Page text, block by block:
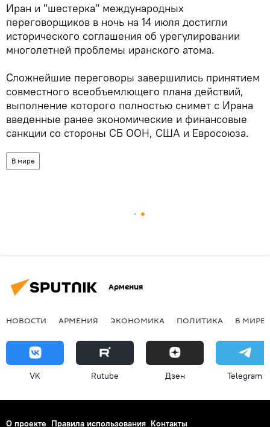
Иран и "шестерка" международных
переговорщиков в ночь на 14 июля достигли
исторического соглашения об урегулировании
многолетней проблемы иранского атома.
Сложнейшие переговоры завершились принятием
совместного всеобъемлющего плана действий,
выполнение которого полностью снимет с Ирана
введенные ранее экономические и финансовые
санкции со стороны СБ ООН, США и Евросоюза.
В мире
Армения
НОВОСТИ АРМЕНИЯ ЭКОНОМИКА ПОЛИТИКА В МИРЕ
VK Rutube Дзен Telegram
О проекте Правила использования Контакты